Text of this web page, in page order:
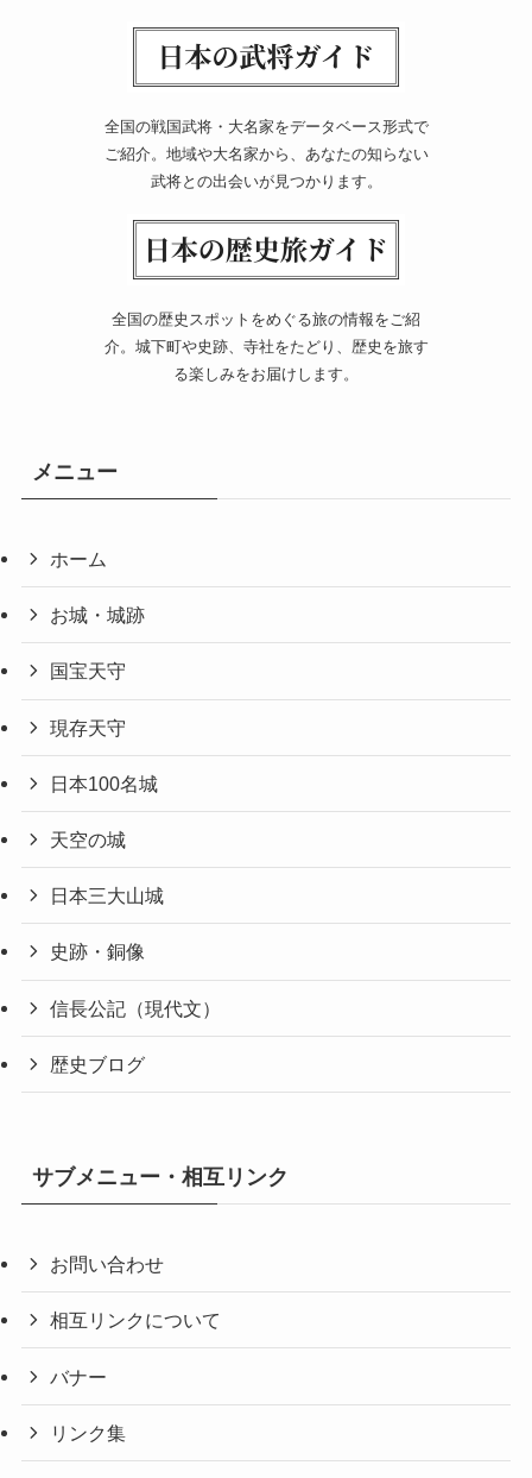
全国の戦国武将・大名家をデータベース形式で
ご紹介。地域や大名家から、あなたの知らない
武将との出会いが見つかります。
全国の歴史スポットをめぐる旅の情報をご紹
介。城下町や史跡、寺社をたどり、歴史を旅す
る楽しみをお届けします。
メニュー
ホーム
お城・城跡
国宝天守
現存天守
日本100名城
天空の城
日本三大山城
史跡・銅像
信長公記（現代文）
歴史ブログ
サブメニュー・相互リンク
お問い合わせ
相互リンクについて
バナー
リンク集